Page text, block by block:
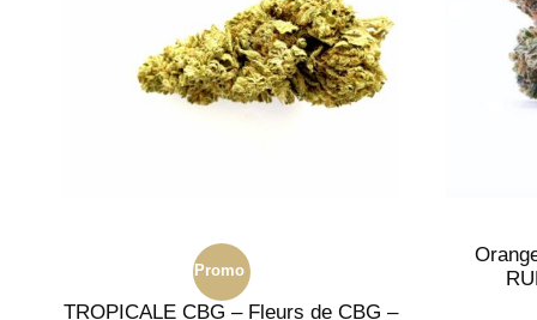
Promo
TROPICALE CBG – Fleurs de CBG –